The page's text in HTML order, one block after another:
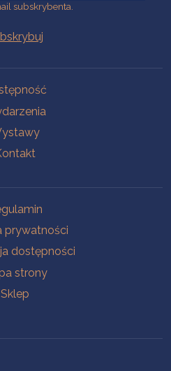
subskrybenta.
prywatności
dostępności
strony
Sklep